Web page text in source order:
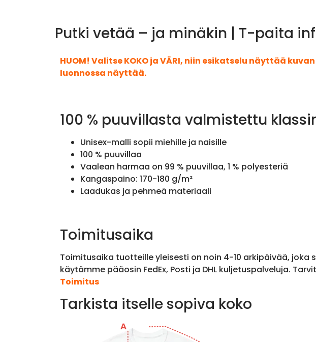
Putki vetää – ja minäkin | T-paita
HUOM! Valitse KOKO ja VÄRI, niin esikatselu näyttää
luonnossa näyttää.
100 % puuvillasta valmistettu
Unisex-malli sopii miehille ja naisille
100 % puuvillaa
Vaalean harmaa on 99 % puuvillaa, 1 % polyesteriä
Kangaspaino: 170-180 g/m²
Laadukas ja pehmeä materiaali
Toimitusaika
Toimitusaika tuotteille yleisesti on noin 4-10 arkipäivää,
käytämme pääosin FedEx, Posti ja DHL kuljetuspalveluja.
Toimitus
Tarkista itselle sopiva koko